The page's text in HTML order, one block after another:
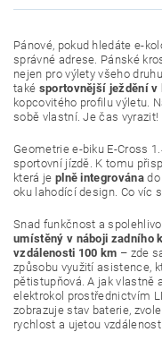
Pánové, pokud hledáte e-
správné adrese. Pánské
nejen pro výlety všeho
také sportovnější ježdění v
kopcovitého profilu výletu.
sobě vlastní. Je čas vyrazit!
Geometrie e-biku E-Cross
sportovní jízdě. K tomu
která je plně integrována
oku lahodící design. Co víc
Snad funkčnost a
umístěný v náboji zadního
vzdálenosti 100 km – zde
způsobu využití asistence,
pětistupňová. A jak vlastně
elektrokol prostřednictvím
zobrazuje stav baterie,
rychlost a ujetou vzdálenost.